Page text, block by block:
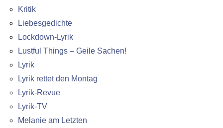
Kritik
Liebesgedichte
Lockdown-Lyrik
Lustful Things – Geile Sachen!
Lyrik
Lyrik rettet den Montag
Lyrik-Revue
Lyrik-TV
Melanie am Letzten